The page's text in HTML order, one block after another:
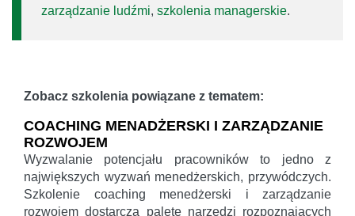
zarządzanie ludźmi, szkolenia managerskie.
Zobacz szkolenia powiązane z tematem:
COACHING MENADŻERSKI I ZARZĄDZANIE
ROZWOJEM
Wyzwalanie potencjału pracowników to jedno z
największych wyzwań menedżerskich, przywódczych.
Szkolenie coaching menedżerski i zarządzanie
rozwojem dostarcza paletę narzędzi rozpoznających